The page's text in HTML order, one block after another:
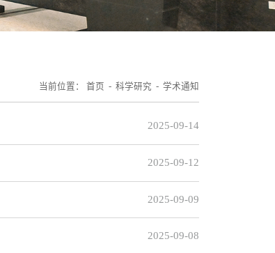
当前位置： 首页 - 科学研究 - 学术通知
2025-09-14
2025-09-12
2025-09-09
2025-09-08